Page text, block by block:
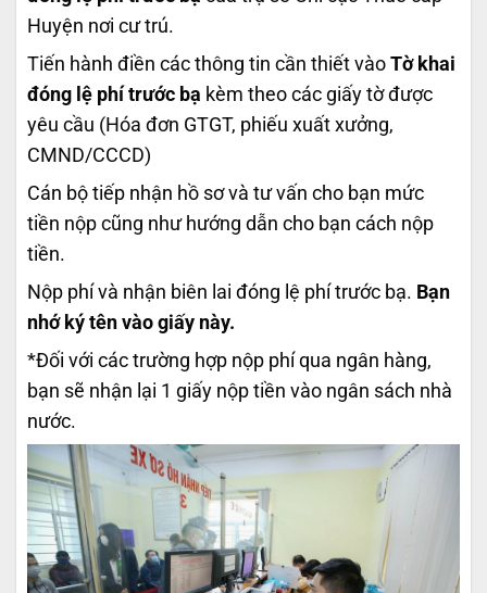
Huyện nơi cư trú.
Tiến hành điền các thông tin cần thiết vào Tờ khai
đóng lệ phí trước bạ kèm theo các giấy tờ được
yêu cầu (Hóa đơn GTGT, phiếu xuất xưởng,
CMND/CCCD)
Cán bộ tiếp nhận hồ sơ và tư vấn cho bạn mức
tiền nộp cũng như hướng dẫn cho bạn cách nộp
tiền.
Nộp phí và nhận biên lai đóng lệ phí trước bạ. Bạn
nhớ ký tên vào giấy này.
*Đối với các trường hợp nộp phí qua ngân hàng,
bạn sẽ nhận lại 1 giấy nộp tiền vào ngân sách nhà
nước.